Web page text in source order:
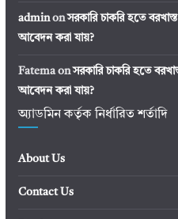
adminonসরকারি চাকরি হতে
আবেদন করা যায়?
Fatemaonসরকারি চাকরি হতে
আবেদন করা যায়?
অ্যাডমিন কর্তৃক নির্ধারিত শর্তাদি
About Us
Contact Us